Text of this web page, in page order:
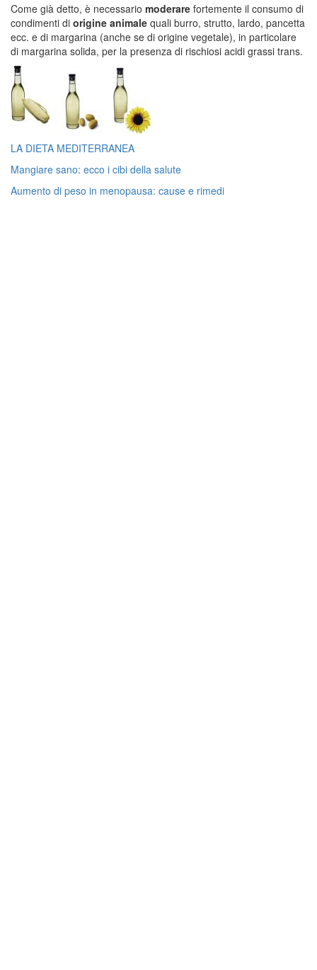
Come già detto, è necessario moderare fortemente il consumo di
condimenti di origine animale quali burro, strutto, lardo, pancetta
ecc. e di margarina (anche se di origine vegetale), in particolare
di margarina solida, per la presenza di rischiosi acidi grassi trans.
LA DIETA MEDITERRANEA
Mangiare sano: ecco i cibi della salute
Aumento di peso in menopausa: cause e rimedi